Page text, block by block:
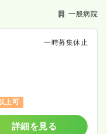
一般病院
一時募集休止
上可
詳細を見る